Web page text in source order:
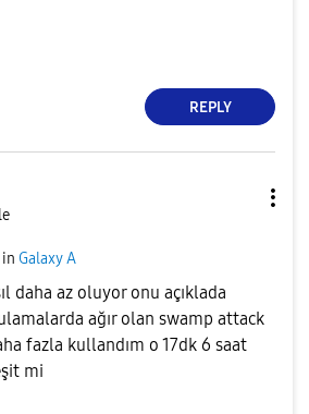
REPLY
in Galaxy A
daha az oluyor onu açıklada
ağır olan swamp attack
fazla kullandım o 17dk 6 saat
mi